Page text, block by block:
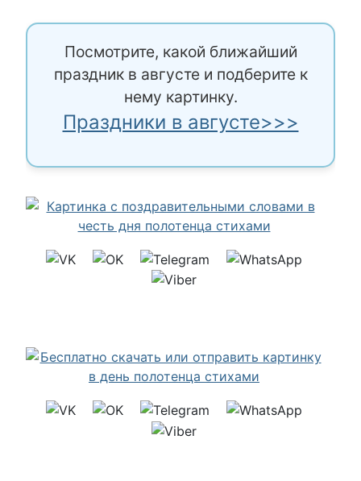
Посмотрите, какой ближайший
праздник в августе и подберите к
нему картинку.
Праздники в августе>>>